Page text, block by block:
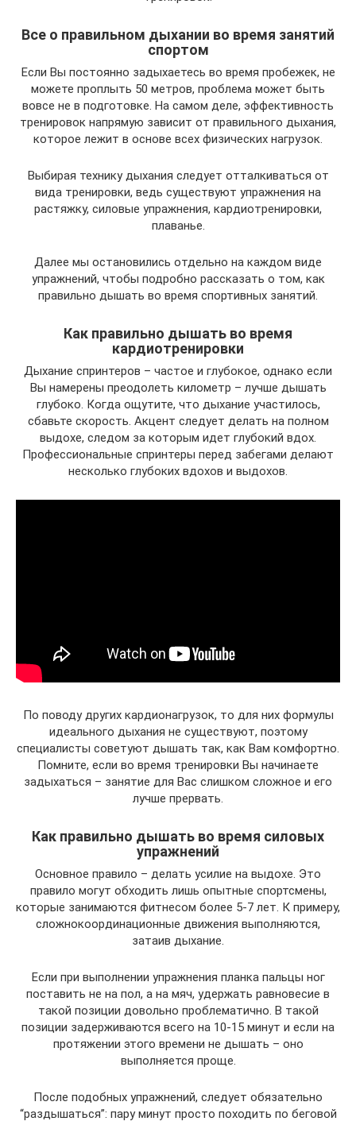
Все о правильном дыхании во время занятий
спортом
Если Вы постоянно задыхаетесь во время пробежек, не
можете проплыть 50 метров, проблема может быть
вовсе не в подготовке. На самом деле, эффективность
тренировок напрямую зависит от правильного дыхания,
которое лежит в основе всех физических нагрузок.
Выбирая технику дыхания следует отталкиваться от
вида тренировки, ведь существуют упражнения на
растяжку, силовые упражнения, кардиотренировки,
плаванье.
Далее мы остановились отдельно на каждом виде
упражнений, чтобы подробно рассказать о том, как
правильно дышать во время спортивных занятий.
Как правильно дышать во время
кардиотренировки
Дыхание спринтеров – частое и глубокое, однако если
Вы намерены преодолеть километр – лучше дышать
глубоко. Когда ощутите, что дыхание участилось,
сбавьте скорость. Акцент следует делать на полном
выдохе, следом за которым идет глубокий вдох.
Профессиональные спринтеры перед забегами делают
несколько глубоких вдохов и выдохов.
По поводу других кардионагрузок, то для них формулы
идеального дыхания не существуют, поэтому
специалисты советуют дышать так, как Вам комфортно.
Помните, если во время тренировки Вы начинаете
задыхаться – занятие для Вас слишком сложное и его
лучше прервать.
Как правильно дышать во время силовых
упражнений
Основное правило – делать усилие на выдохе. Это
правило могут обходить лишь опытные спортсмены,
которые занимаются фитнесом более 5-7 лет. К примеру,
сложнокоординационные движения выполняются,
затаив дыхание.
Если при выполнении упражнения планка пальцы ног
поставить не на пол, а на мяч, удержать равновесие в
такой позиции довольно проблематично. В такой
позиции задерживаются всего на 10-15 минут и если на
протяжении этого времени не дышать – оно
выполняется проще.
После подобных упражнений, следует обязательно
“раздышаться”: пару минут просто походить по беговой